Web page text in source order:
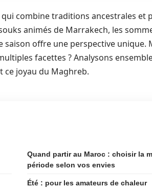
combine traditions ancestrales et
animés de Marrakech, les
saison offre une perspective unique.
facettes ? Analysons
ce joyau du Maghreb.
Quand partir au Maroc : choisir la
période selon vos envies
Été : pour les amateurs de chaleur